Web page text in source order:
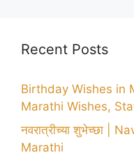
Recent Posts
Birthday Wishes in
Marathi Wishes,
नवरात्रीच्या शुभेच्छा |
Marathi